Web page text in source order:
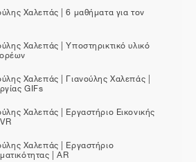
Χαλεπάς | 6 μαθήματα για τον
Χαλεπάς | Υποστηρικτικό υλικό
Χαλεπάς | Γιανούλης Χαλεπάς |
GIFs
Χαλεπάς | Εργαστήριο Εικονικής
Χαλεπάς | Εργαστήριο
| AR